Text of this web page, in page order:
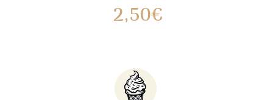
2,50€